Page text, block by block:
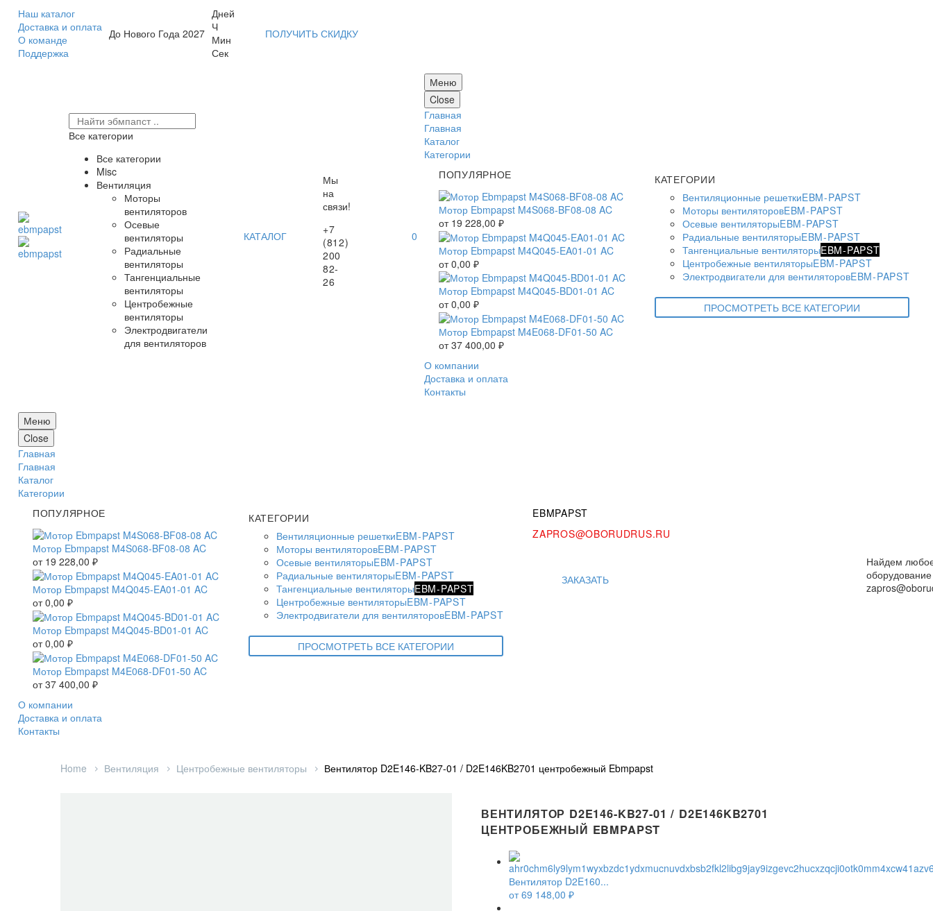
Наш каталог
Доставка и оплата
О команде
Поддержка
До Нового Года 2027
Дней
Ч
Мин
Сек
ПОЛУЧИТЬ СКИДКУ
Все категории
Все категории
Misc
Вентиляция
Моторы
вентиляторов
Осевые
вентиляторы
Радиальные
вентиляторы
Тангенциальные
вентиляторы
Центробежные
вентиляторы
Электродвигатели
для вентиляторов
КАТАЛОГ
Мы
на
связи!
+7
(812)
200
82-
26
0
Меню
Close
Главная
Главная
Каталог
Категории
ПОПУЛЯРНОЕ
Мотор Ebmpapst M4S068-BF08-08 AC
от 19 228,00 ₽
Мотор Ebmpapst M4Q045-EA01-01 AC
от0,00 ₽
Мотор Ebmpapst M4Q045-BD01-01 AC
от0,00 ₽
Мотор Ebmpapst M4E068-DF01-50 AC
от37 400,00 ₽
КАТЕГОРИИ
Вентиляционные решеткиEBM-PAPST
Моторы вентиляторовEBM-PAPST
Осевые вентиляторыEBM-PAPST
Радиальные вентиляторыEBM-PAPST
Тангенциальные вентиляторыEBM-PAPST
Центробежные вентиляторыEBM-PAPST
Электродвигатели для вентиляторовEBM-PAPST
ПРОСМОТРЕТЬ ВСЕ КАТЕГОРИИ
О компании
Доставка и оплата
Контакты
Меню
Close
Главная
Главная
Каталог
Категории
ПОПУЛЯРНОЕ
Мотор Ebmpapst M4S068-BF08-08 AC
от 19 228,00 ₽
Мотор Ebmpapst M4Q045-EA01-01 AC
от0,00 ₽
Мотор Ebmpapst M4Q045-BD01-01 AC
от0,00 ₽
Мотор Ebmpapst M4E068-DF01-50 AC
от37 400,00 ₽
КАТЕГОРИИ
Вентиляционные решеткиEBM-PAPST
Моторы вентиляторовEBM-PAPST
Осевые вентиляторыEBM-PAPST
Радиальные вентиляторыEBM-PAPST
Тангенциальные вентиляторыEBM-PAPST
Центробежные вентиляторыEBM-PAPST
Электродвигатели для вентиляторовEBM-PAPST
ПРОСМОТРЕТЬ ВСЕ КАТЕГОРИИ
EBMPAPST
ZAPROS@OBORUDRUS.RU
ЗАКАЗАТЬ
О компании
Доставка и оплата
Контакты
Найдем
оборудование
Home Вентиляция Центробежные вентиляторы Вентилятор D2E146-KB27-01 / D2E146KB2701 центробежный Ebmpapst
ВЕНТИЛЯТОР D2E146-KB27-01 / D2E146KB2701
ЦЕНТРОБЕЖНЫЙ EBMPAPST
Вентилятор D2E160...
от69 148,00 ₽